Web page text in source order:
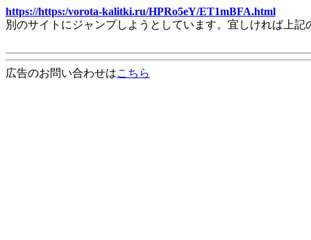
https://https:/vorota-kalitki.ru/HPRo5eY/ET1mBFA.html
別のサイトにジャンプしようとしています。宜しければ上
広告のお問い合わせはこちら